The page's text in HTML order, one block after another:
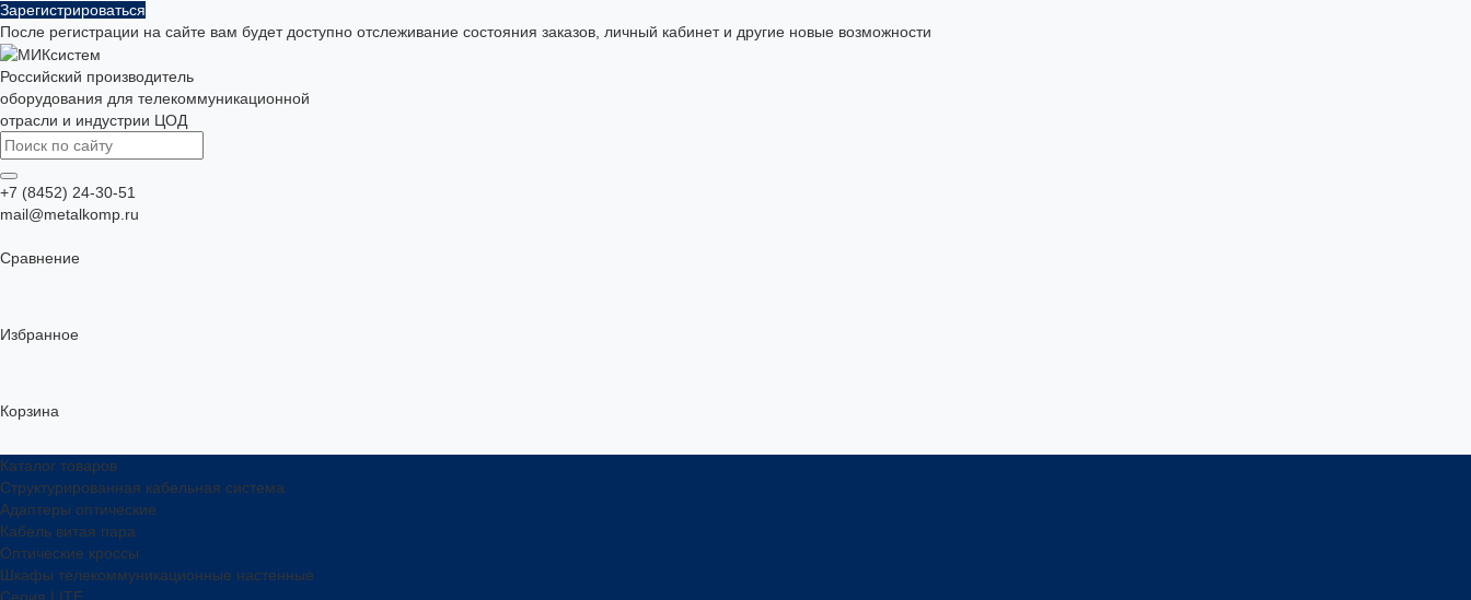
Зарегистрироваться
После регистрации на сайте вам будет доступно отслеживание состояния заказов, личный кабинет и другие новые возможности
Российский производитель
оборудования для телекоммуникационной
отрасли и индустрии ЦОД
+7 (8452) 24-30-51
mail@metalkomp.ru
Сравнение
Избранное
Корзина
Каталог товаров
Структурированная кабельная система
Адаптеры оптические
Кабель витая пара
Оптические кроссы
Шкафы телекоммуникационные настенные